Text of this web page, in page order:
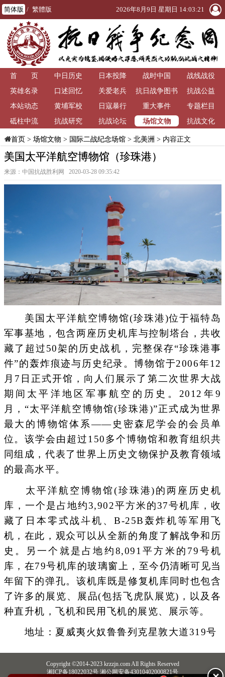
简体版 / 繁體版 2026年8月9日 星期日 14:03:21
首 页 中日历史 日本投降 战时中国
战线战役
英雄名录
口述回忆 关爱老兵
抗日战争图书
馆
抗战公益
本站动态
黄埔军校 日寇暴行 重大事件
专题栏目
砥柱中流
抗战研究 抗战论坛 场馆文物 抗战文化
首页> 场馆文物 > 国际二战纪念场馆> 北美洲 > 内容正文
美国太平洋航空博物馆（珍珠港）
来源：中国抗战胜利网 2020-03-28 09:35:42
美国太平洋航空博物馆(珍珠港)位于福特岛
军事基地，包含两座历史机库与控制塔台，共收
藏了超过50架的历史战机，完整保存“珍珠港事
件”的轰炸痕迹与历史纪录。博物馆于2006年12
月7日正式开馆，向人们展示了第二次世界大战
期间太平洋地区军事航空的历史。2012年9
月，“太平洋航空博物馆(珍珠港)”正式成为世界
最大的博物馆体系——史密森尼学会的会员单
位。该学会由超过150多个博物馆和教育组织共
同组成，代表了世界上历史文物保护及教育领域
的最高水平。
太平洋航空博物馆(珍珠港)的两座历史机
库，一个是占地约3,902平方米的37号机库，收
藏了日本零式战斗机、B-25B轰炸机等军用飞
机，在此，观众可以从全新的角度了解战争和历
史。另一个就是占地约8,091平方米的79号机
库，在79号机库的玻璃窗上，至今仍清晰可见当
年留下的弹孔。该机库既是修复机库同时也包含
了许多的展览、展品(包括飞虎队展览)，以及各
种直升机，飞机和民用飞机的展览、展示等。
地址：夏威夷火奴鲁鲁列克星敦大道319号
Copyright ©2014-2023 krzzjn.com All Rights Reserved
湘ICP备18022032号 湘公网安备43010402000821号